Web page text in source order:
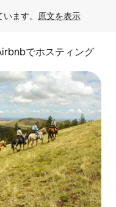
ます。 原文を表示
でホスティング